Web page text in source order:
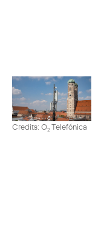
Credits: O2Telefónica